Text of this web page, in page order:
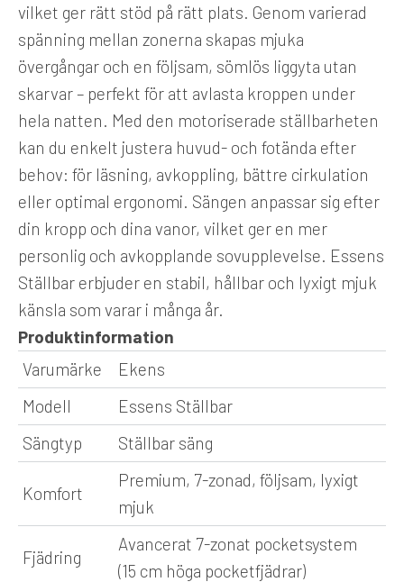
vilket ger rätt stöd på rätt plats. Genom varierad
spänning mellan zonerna skapas mjuka
övergångar och en följsam, sömlös liggyta utan
skarvar – perfekt för att avlasta kroppen under
hela natten. Med den motoriserade ställbarheten
kan du enkelt justera huvud- och fotända efter
behov: för läsning, avkoppling, bättre cirkulation
eller optimal ergonomi. Sängen anpassar sig efter
din kropp och dina vanor, vilket ger en mer
personlig och avkopplande sovupplevelse. Essens
Ställbar erbjuder en stabil, hållbar och lyxigt mjuk
känsla som varar i många år.
Produktinformation
Varumärke
Ekens
Modell
Essens Ställbar
Sängtyp
Ställbar säng
Komfort
Premium, 7-zonad, följsam, lyxigt
mjuk
Fjädring
Avancerat 7-zonat pocketsystem
(15 cm höga pocketfjädrar)